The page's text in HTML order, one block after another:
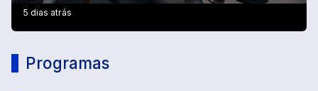
5 dias atrás
Programas